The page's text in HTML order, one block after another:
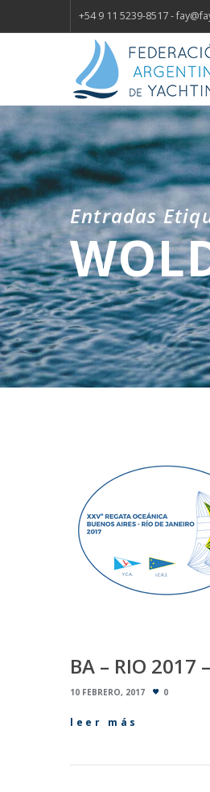
+54 9 11 5239-8517 - fay@
Entradas
BA – RIO
10 FEBRERO, 2017 0
leer más